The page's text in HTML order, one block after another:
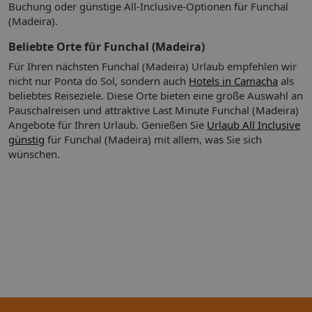
kann die Unterbringung sowohl im Haupthaus als auch im
Nebengebäude erfolgen. Leider können wir keine Wünsche
Einteilung obliegt ausschließlich dem Hotelier vor Ort.
Verpflegung (je nach Saison verfügbar):
Frühstück
- Frühstück in Buffetform
Sonstiges:
- Parkmöglichkeiten
Übernachtungssteuer richtet sich i.d.R. nach der Sterneanzahl
Buchung oder günstige All-Inclusive-Optionen für Funchal
(Madeira).
Beliebte Orte für Funchal (Madeira)
Für Ihren nächsten Funchal (Madeira) Urlaub empfehlen wir
nicht nur Ponta do Sol, sondern auch Hotels in Camacha als
beliebtes Reiseziele. Diese Orte bieten eine große Auswahl an
Pauschalreisen und attraktive Last Minute Funchal (Madeira)
Angebote für Ihren Urlaub. Genießen Sie Urlaub All Inclusive
günstig für Funchal (Madeira) mit allem, was Sie sich
wünschen.